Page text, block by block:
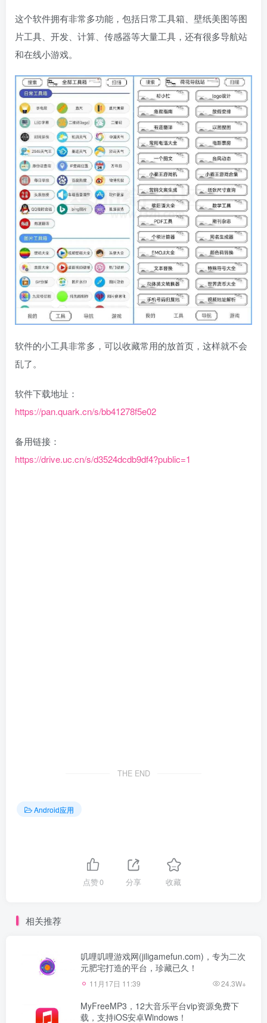
这个软件拥有非常多功能，包括日常工具箱、壁纸美图等图
片工具、开发、计算、传感器等大量工具，还有很多导航站
和在线小游戏。
软件的小工具非常多，可以收藏常用的放首页，这样就不会
乱了。
软件下载地址：
https://pan.quark.cn/s/bb41278f5e02
备用链接：
https://drive.uc.cn/s/d3524dcdb9df4?public=1
THE END
Android应用
点赞0 分享 收藏
相关推荐
叽哩叽哩游戏网(jiligamefun.com)，专为二次
元肥宅打造的平台，珍藏已久！
11月17日 11:39 24.3W+
MyFreeMP3，12大音乐平台vip资源免费下
载，支持iOS安卓Windows！